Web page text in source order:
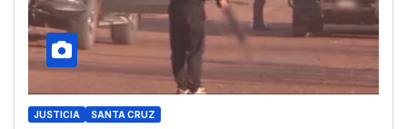
JUSTICIA SANTA CRUZ